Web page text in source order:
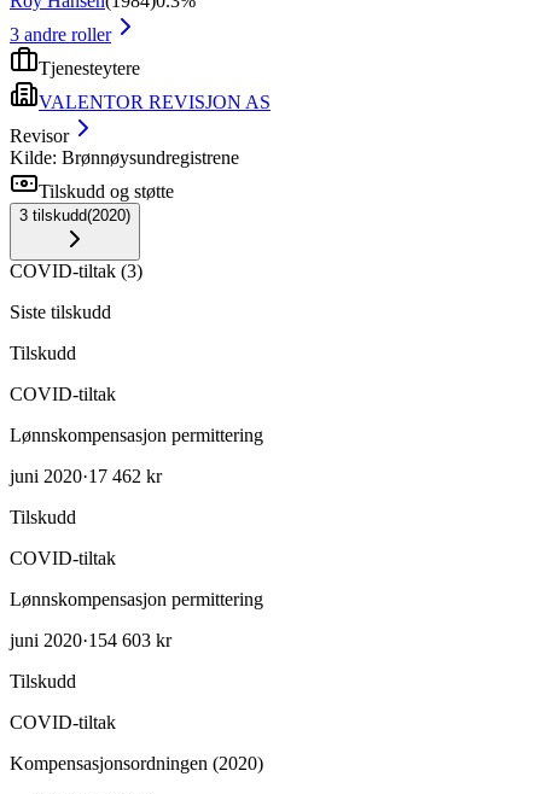
3 andre roller
Tjenesteytere
VALENTOR REVISJON AS
Revisor
Kilde: Brønnøysundregistrene
Tilskudd og støtte
3 tilskudd(2020)
COVID-tiltak (3)
Siste tilskudd
Tilskudd
COVID-tiltak
Lønnskompensasjon permittering
juni 2020·17 462 kr
Tilskudd
COVID-tiltak
Lønnskompensasjon permittering
juni 2020·154 603 kr
Tilskudd
COVID-tiltak
Kompensasjonsordningen (2020)